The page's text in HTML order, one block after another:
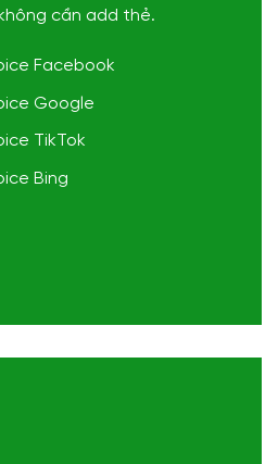
cần add thẻ.
Facebook
Google
TikTok
Bing